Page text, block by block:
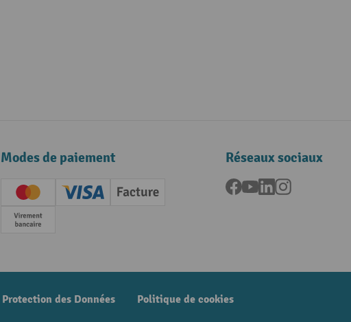
Modes de paiement
Creditcard (Master)Creditcard (Visa)
Facture
Paiement anticipé
Réseaux sociaux
Facebook
YouTubeLinkedInInstagram
Protection des Données Politique de cookies